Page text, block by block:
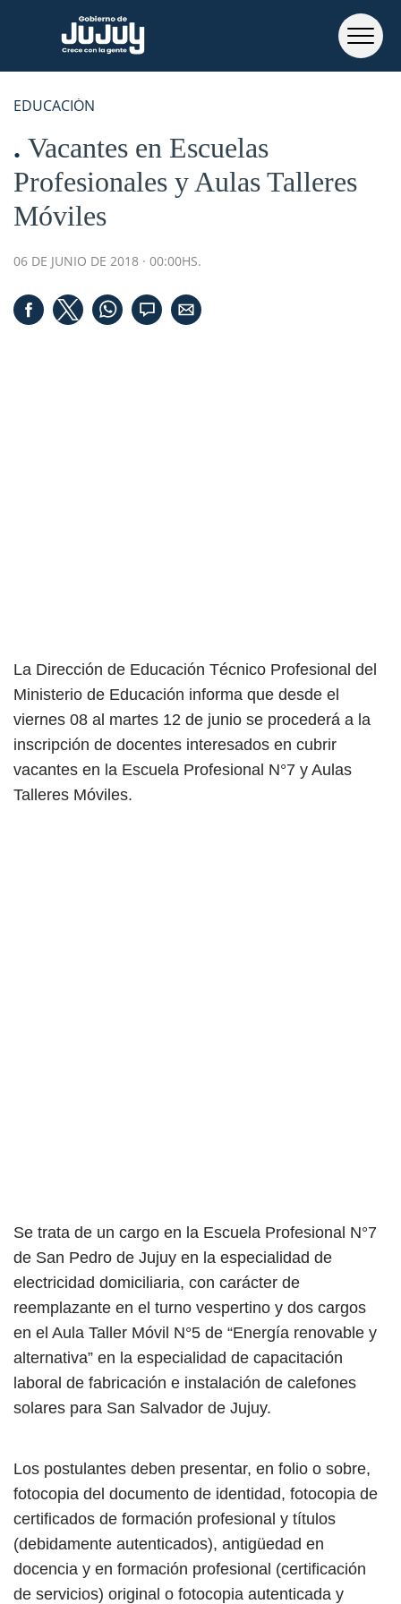
EDUCACIÓN
Vacantes en Escuelas
Profesionales y Aulas Talleres
Móviles
06 DE JUNIO DE 2018 · 00:00HS.
La Dirección de Educación Técnico Profesional del
Ministerio de Educación informa que desde el
viernes 08 al martes 12 de junio se procederá a la
inscripción de docentes interesados en cubrir
vacantes en la Escuela Profesional N°7 y Aulas
Talleres Móviles.
Se trata de un cargo en la Escuela Profesional N°7
de San Pedro de Jujuy en la especialidad de
electricidad domiciliaria, con carácter de
reemplazante en el turno vespertino y dos cargos
en el Aula Taller Móvil N°5 de “Energía renovable y
alternativa” en la especialidad de capacitación
laboral de fabricación e instalación de calefones
solares para San Salvador de Jujuy.
Los postulantes deben presentar, en folio o sobre,
fotocopia del documento de identidad, fotocopia de
certificados de formación profesional y títulos
(debidamente autenticados), antigüedad en
docencia y en formación profesional (certificación
de servicios) original o fotocopia autenticada y